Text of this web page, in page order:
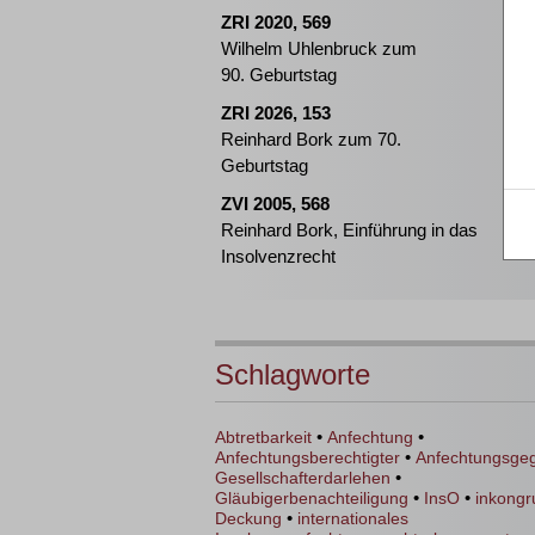
ZRI 2020, 569
Wilhelm Uhlenbruck zum
90. Geburtstag
ZRI 2026, 153
Reinhard Bork zum 70.
Geburtstag
ZVI 2005, 568
Reinhard Bork, Einführung in das
Insolvenzrecht
Schlagworte
Abtretbarkeit • Anfechtung •
Anfechtungsberechtigter •
Gesellschafterdarlehen •
Gläubigerbenachteiligung • InsO •
Deckung • internationales